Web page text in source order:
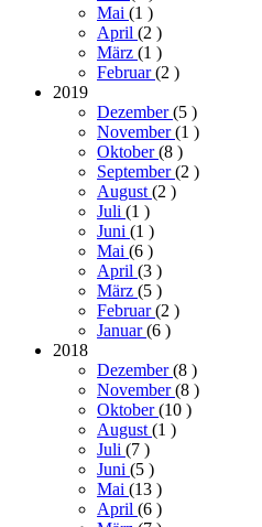
Mai (1 )
April (2 )
März (1 )
Februar(2 )
2019
Dezember(5 )
November(1 )
Oktober(8 )
September(2 )
August (2 )
Juli (1 )
Juni (1 )
Mai (6 )
April (3 )
März (5 )
Februar(2 )
Januar(6 )
2018
Dezember(8 )
November(8 )
Oktober(10 )
August (1 )
Juli (7 )
Juni (5 )
Mai (13 )
April (6 )